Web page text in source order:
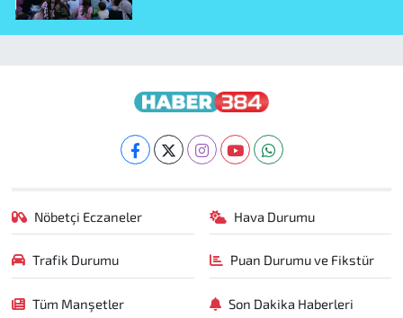
Nöbetçi Eczaneler Hava Durumu
Trafik Durumu Puan Durumu ve Fikstür
Tüm Manşetler Son Dakika Haberleri